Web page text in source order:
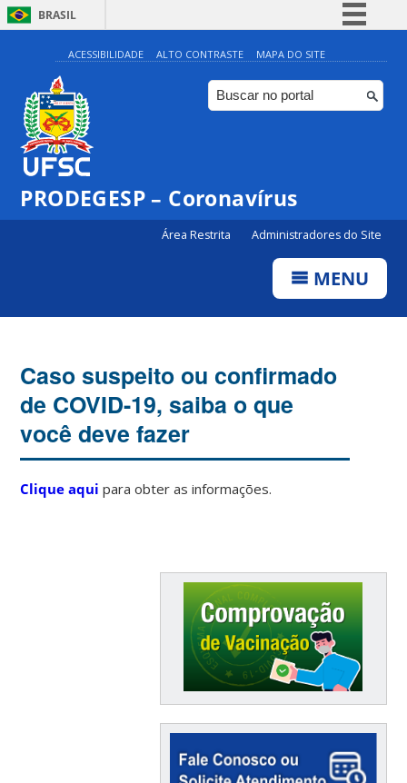
BRASIL
Simplifique!
Comunica BR
Participe
Canais
ACESSIBILIDADE ALTO CONTRASTE MAPA DO SITE
PRODEGESP – Coronavírus
Área Restrita Administradores do Site
MENU
Caso suspeito ou confirmado
de COVID-19, saiba o que
você deve fazer
Clique aqui para obter as informações.